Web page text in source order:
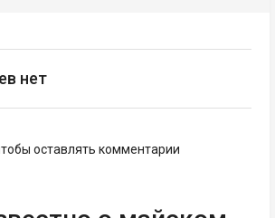
нет
оставлять комментарии